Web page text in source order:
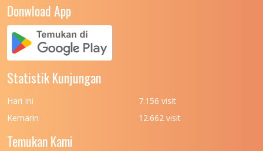
Donwload App
Statistik Kunjungan
Hari Ini
7.156 visit
Kemarin
12.662 visit
Temukan Kami